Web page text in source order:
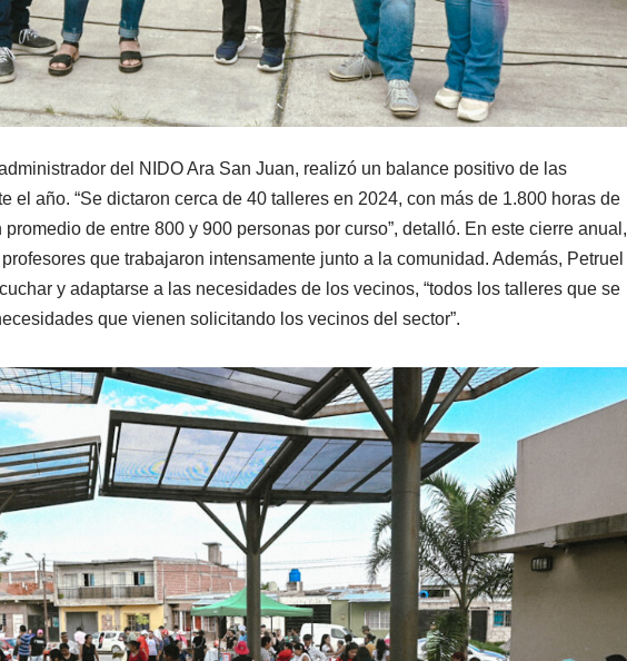
del NIDO Ara San Juan, realizó un balance positivo de las
el año. “Se dictaron cerca de 40 talleres en 2024, con más de 1.800 horas de
de entre 800 y 900 personas por curso”, detalló. En este cierre anual,
que trabajaron intensamente junto a la comunidad. Además, Petruel
y adaptarse a las necesidades de los vecinos, “todos los talleres que se
que vienen solicitando los vecinos del sector”.